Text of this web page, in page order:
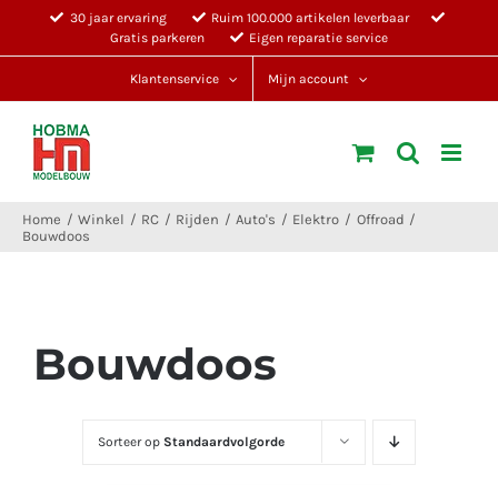
30 jaar ervaring
Ruim 100.000 artikelen leverbaar
Gratis parkeren
Eigen reparatie service
Klantenservice Mijn account
Home Winkel RC Rijden Auto's Elektro
Offroad
Bouwdoos
Bouwdoos
Sorteer op Standaardvolgorde